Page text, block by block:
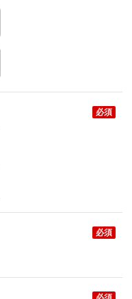
必須
必須